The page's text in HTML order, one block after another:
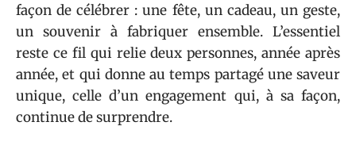
façon de célébrer : une fête, un cadeau, un geste,
un souvenir à fabriquer ensemble. L’essentiel
reste ce fil qui relie deux personnes, année après
année, et qui donne au temps partagé une saveur
unique, celle d’un engagement qui, à sa façon,
continue de surprendre.